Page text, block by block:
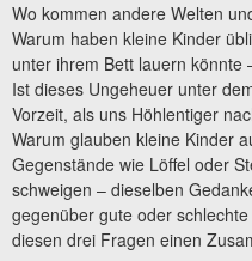
Wo kommen andere Welten
Warum haben kleine Kinder
unter ihrem Bett lauern könnte
Ist dieses Ungeheuer unter
Vorzeit, als uns Höhlentiger
Warum glauben kleine Kinder
Gegenstände wie Löffel oder
schweigen – dieselben
gegenüber gute oder
diesen drei Fragen einen